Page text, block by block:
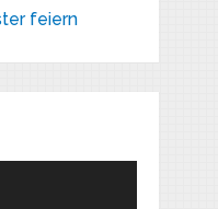
feiern